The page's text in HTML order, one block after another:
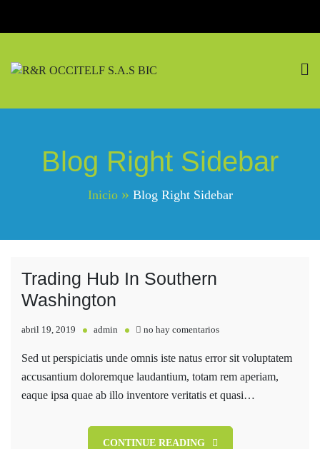
Blog Right Sidebar
Inicio Blog Right Sidebar
Trading Hub In Southern
Washington
abril 19, 2019 admin no hay comentariosen
Hub
In
Southern
Sed ut perspiciatis unde omnis iste natus error sit voluptatem
accusantium doloremque laudantium, totam rem aperiam,
eaque ipsa quae ab illo inventore veritatis et quasi…
CONTINUE READING